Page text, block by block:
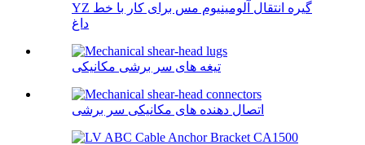
YZ گیره انتقال آلومینیوم مس برای کار با خط
داغ
تیغه های سر برشی مکانیکی
اتصال دهنده های مکانیکی سر برشی